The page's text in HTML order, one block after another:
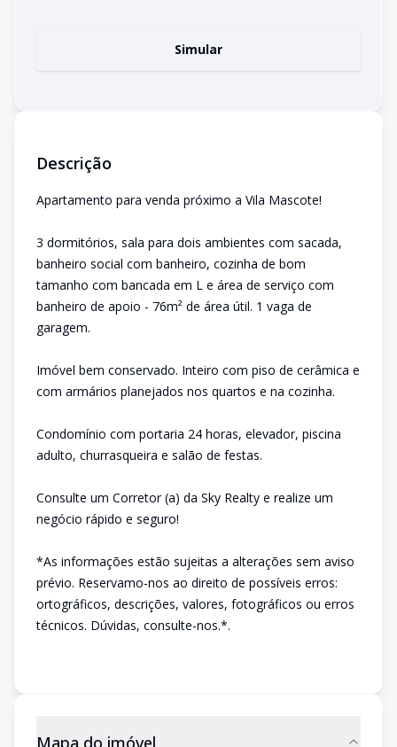
Simular
Descrição
Apartamento para venda próximo a Vila Mascote!
3 dormitórios, sala para dois ambientes com sacada,
banheiro social com banheiro, cozinha de bom
tamanho com bancada em L e área de serviço com
banheiro de apoio - 76m² de área útil. 1 vaga de
garagem.
Imóvel bem conservado. Inteiro com piso de cerâmica e
com armários planejados nos quartos e na cozinha.
Condomínio com portaria 24 horas, elevador, piscina
adulto, churrasqueira e salão de festas.
Consulte um Corretor (a) da Sky Realty e realize um
negócio rápido e seguro!
*As informações estão sujeitas a alterações sem aviso
prévio. Reservamo-nos ao direito de possíveis erros:
ortográficos, descrições, valores, fotográficos ou erros
técnicos. Dúvidas, consulte-nos.*.
Mapa do imóvel